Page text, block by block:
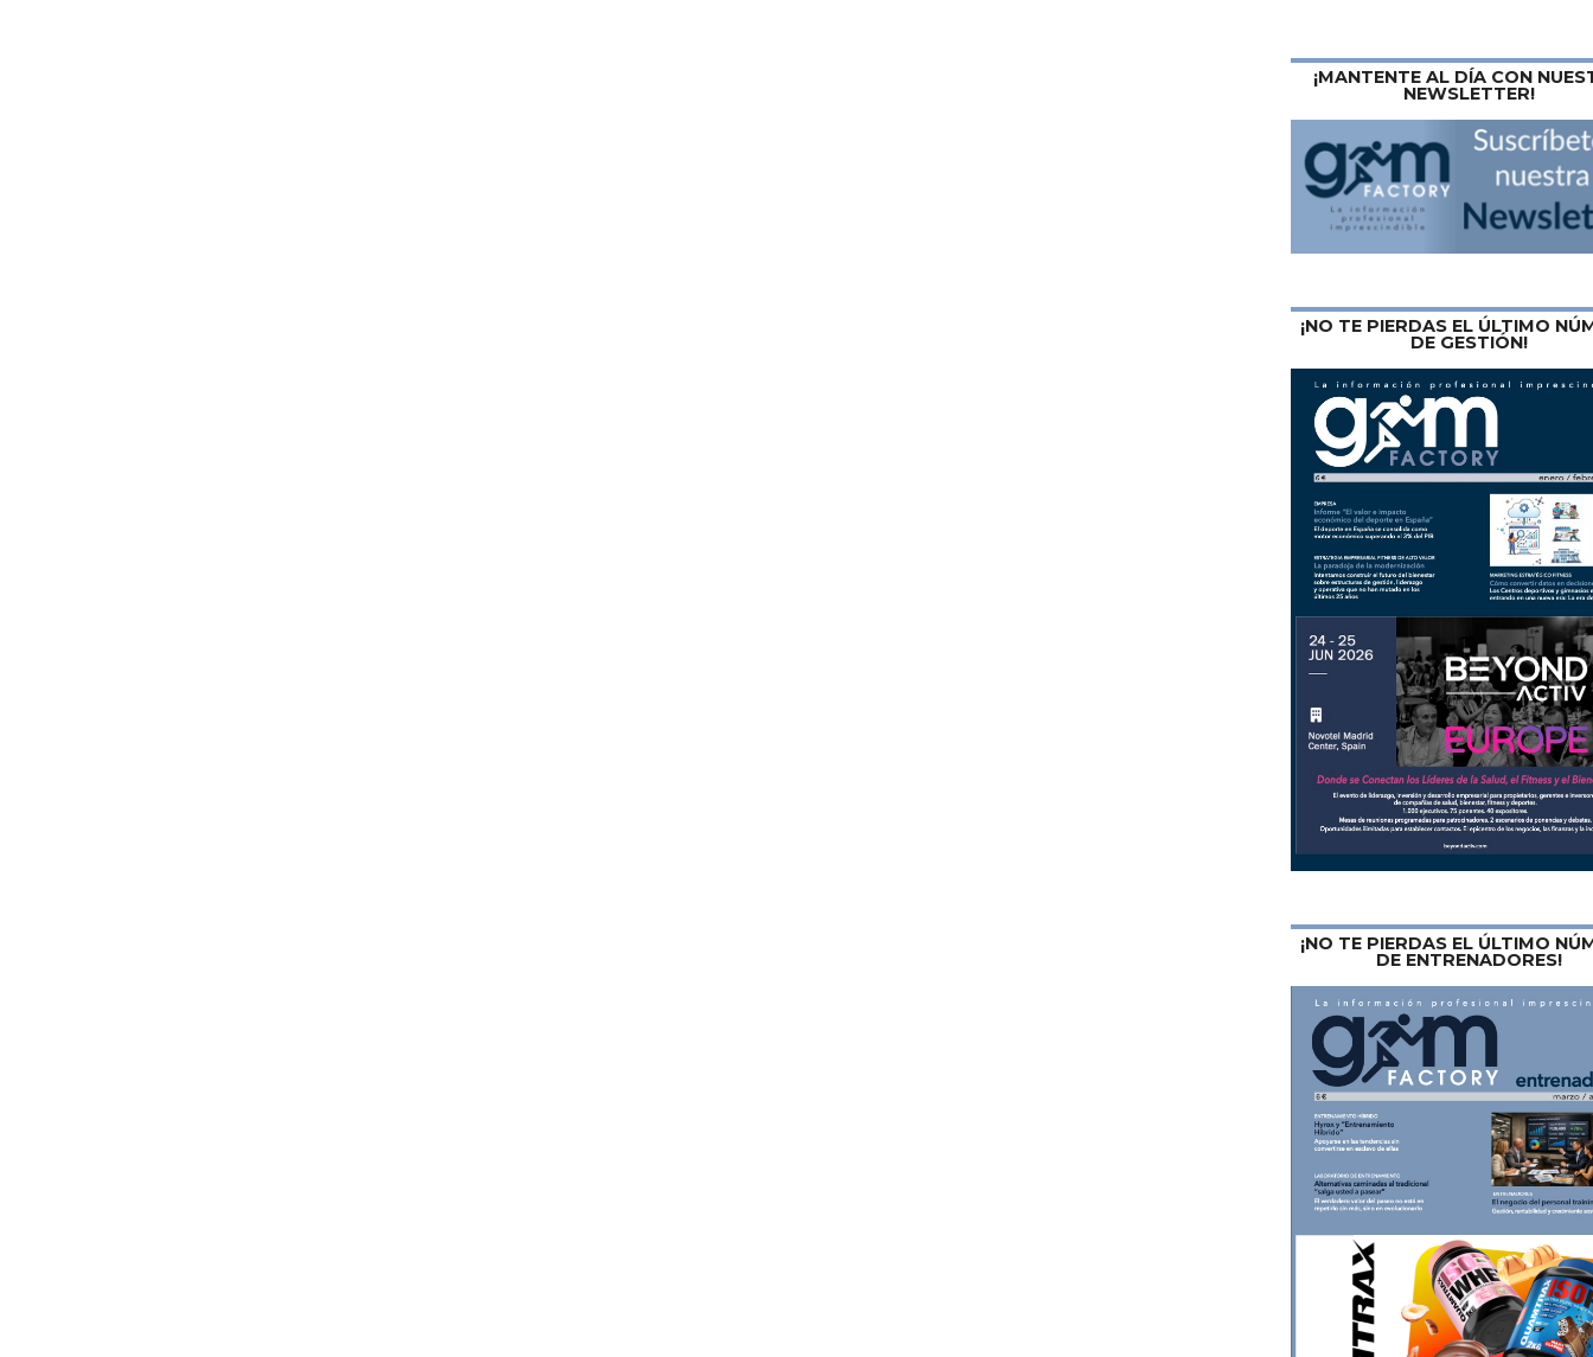
¡MANTENTE AL DÍA CON
NEWSLETTER!
¡NO TE PIERDAS EL ÚLTIMO
DE GESTIÓN!
¡NO TE PIERDAS EL ÚLTIMO
DE ENTRENADORES!